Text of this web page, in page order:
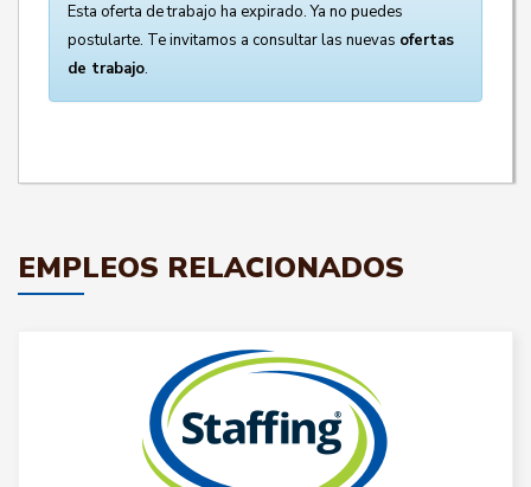
Esta oferta de trabajo ha expirado. Ya no puedes
postularte. Te invitamos a consultar las nuevas ofertas
de trabajo.
EMPLEOS RELACIONADOS